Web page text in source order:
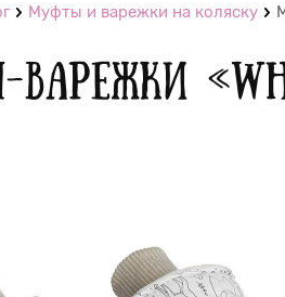
Муфты и варежки на коляску